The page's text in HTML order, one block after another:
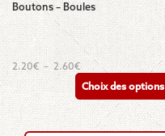
Boutons – Boules
2.20€ – 2.60€Plage
prix :
2.20€
2.60€
Choix des options
Ce
produit
plusieurs
variations.